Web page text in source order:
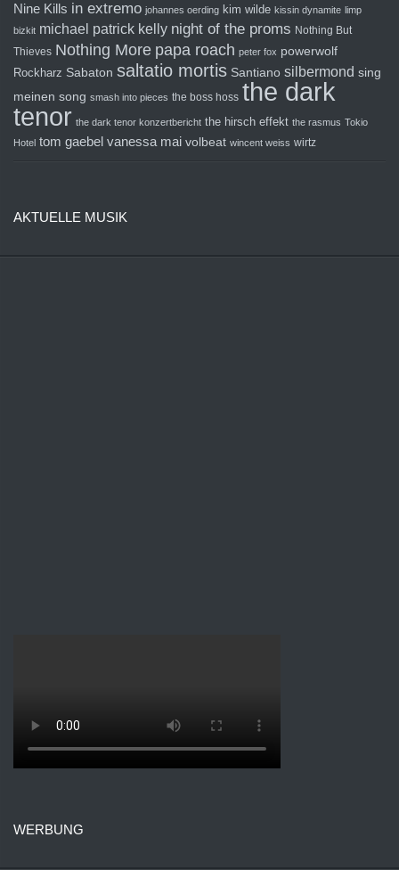
Nine Kills in extremo johannes oerding kim wilde kissin dynamite limp
bizkit michael patrick kelly night of the proms Nothing But
Thieves Nothing More papa roach peter fox powerwolf
Rockharz Sabaton saltatio mortis Santiano silbermond sing
meinen song smash into pieces the boss hoss the dark
tenor the dark tenor konzertbericht the hirsch effekt the rasmus Tokio
Hotel tom gaebel vanessa mai volbeat wincent weiss wirtz
AKTUELLE MUSIK
WERBUNG